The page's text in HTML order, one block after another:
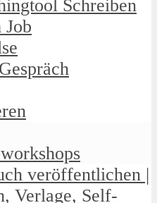
Schreiben
Job
veröffentlichen |
Verlage, Self-